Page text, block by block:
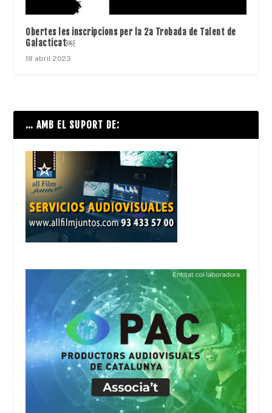
Obertes les inscripcions per la 2a Trobada de Talent de
Galacticat￼
18 abril 2023
… AMB EL SUPORT DE: